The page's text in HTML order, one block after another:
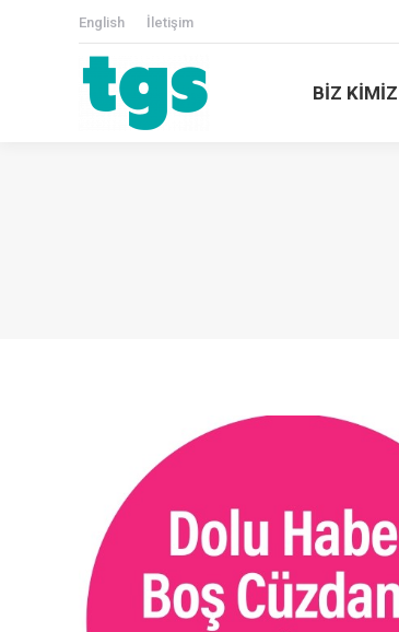
English İletişim
BİZ KİMİZ